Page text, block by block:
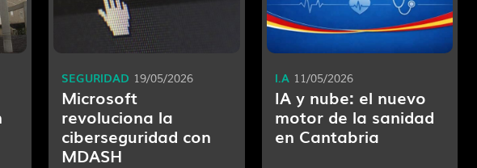
Microsoft
revoluciona la
ciberseguridad con
MDASH
SEGURIDAD 19/05/2026
IA y nube: el nuevo
motor de la sanidad
en Cantabria
I.A 11/05/2026